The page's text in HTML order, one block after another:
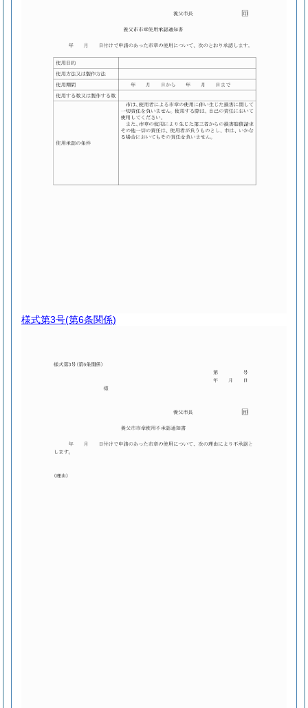
様式第3号(第6条関係)